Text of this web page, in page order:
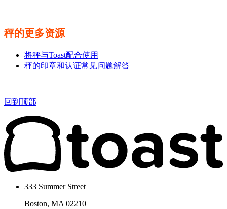
秤的更多资源
将秤与Toast配合使用
秤的印章和认证常见问题解答
回到顶部
333 Summer Street
Boston, MA 02210